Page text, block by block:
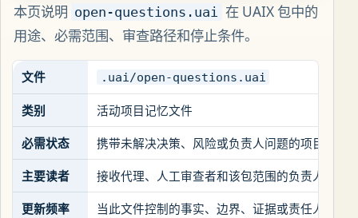
本页说明 open-questions.uai 在 UAIX 包中的
用途、必需范围、审查路径和停止条件。
文件 .uai/open-questions.uai
类别 活动项目记忆文件
必需状态 携带未解决决策、风险或负责人问题的项目/开发
主要读者 接收代理、人工审查者和该包范围的负责人
更新频率 当此文件控制的事实、边界、证据或责任人发生